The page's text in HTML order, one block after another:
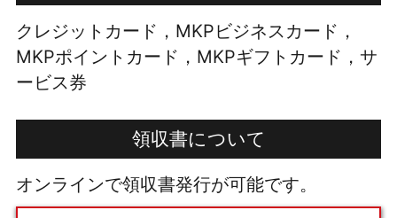
クレジットカード，MKPビジネスカード，
MKPポイントカード，MKPギフトカード，サ
ービス券
領収書について
オンラインで領収書発行が可能です。